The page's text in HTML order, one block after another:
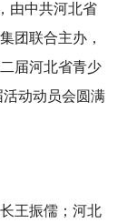
由中共河北省
团联合主办，
届河北省青少
活动动员会圆满
王振儒；河北